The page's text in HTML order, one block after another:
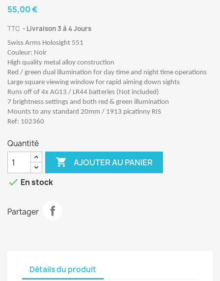
55,00 €
TTC Livraison 3 à 4 Jours
Swiss Arms Holosight 551
Couleur: Noir
High quality metal alloy construction
Red / green dual illumination for day time and night time operations
Large square viewing window for rapid aiming down sights
Runs off of 4x AG13 / LR44 batteries (Not included)
7 brightness settings and both red & green illumination
Mounts to any standard 20mm / 1913 picatinny RIS
Ref: 102360
Quantité
 AJOUTER AU PANIER
 En stock
Partager
Détails du produit